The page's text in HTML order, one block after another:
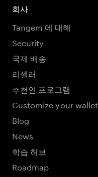
회사
Tangem 에 대해
Security
국제 배송
리셀러
추천인 프로그램
Customize your wallet
Blog
News
학습 허브
Roadmap